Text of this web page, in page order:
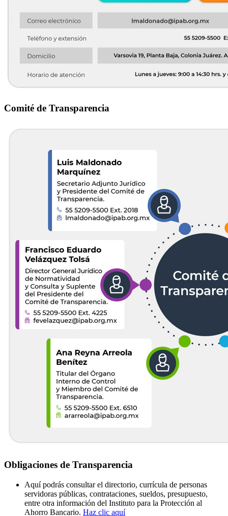
Comité de Transparencia
Obligaciones de Transparencia
Aquí podrás consultar el directorio, currícula de personas
servidoras públicas, contrataciones, sueldos, presupuesto,
entre otra información del Instituto para la Protección al
Ahorro Bancario. Haz clic aquí